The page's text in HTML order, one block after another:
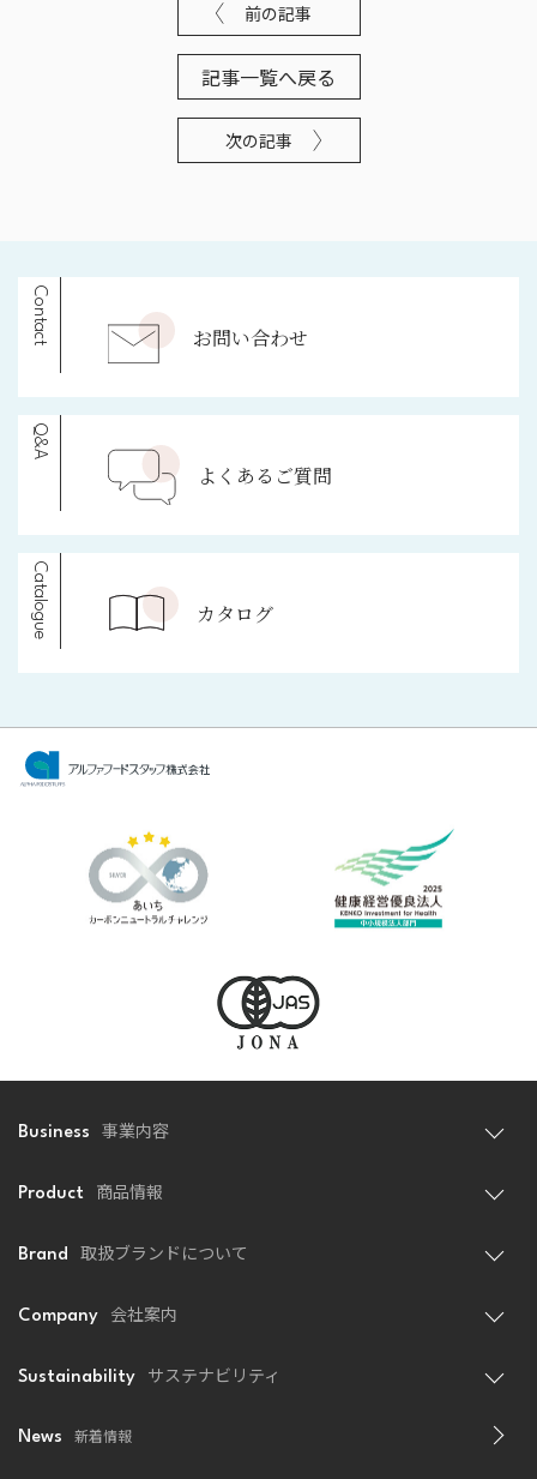
前の記事
記事一覧へ戻る
次の記事
Contact お問い合わせ
Q&A
よくあるご質問
Catalogue カタログ
Business 事業内容
Product 商品情報
Brand 取扱ブランドについて
Company 会社案内
Sustainability サステナビリティ
News 新着情報